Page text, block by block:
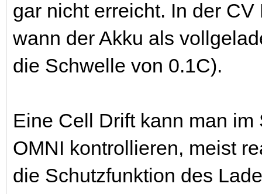
gar nicht erreicht. In der
wann der Akku als
die Schwelle von 0.1C).
Eine Cell Drift kann man
OMNI kontrollieren, meist
die Schutzfunktion des